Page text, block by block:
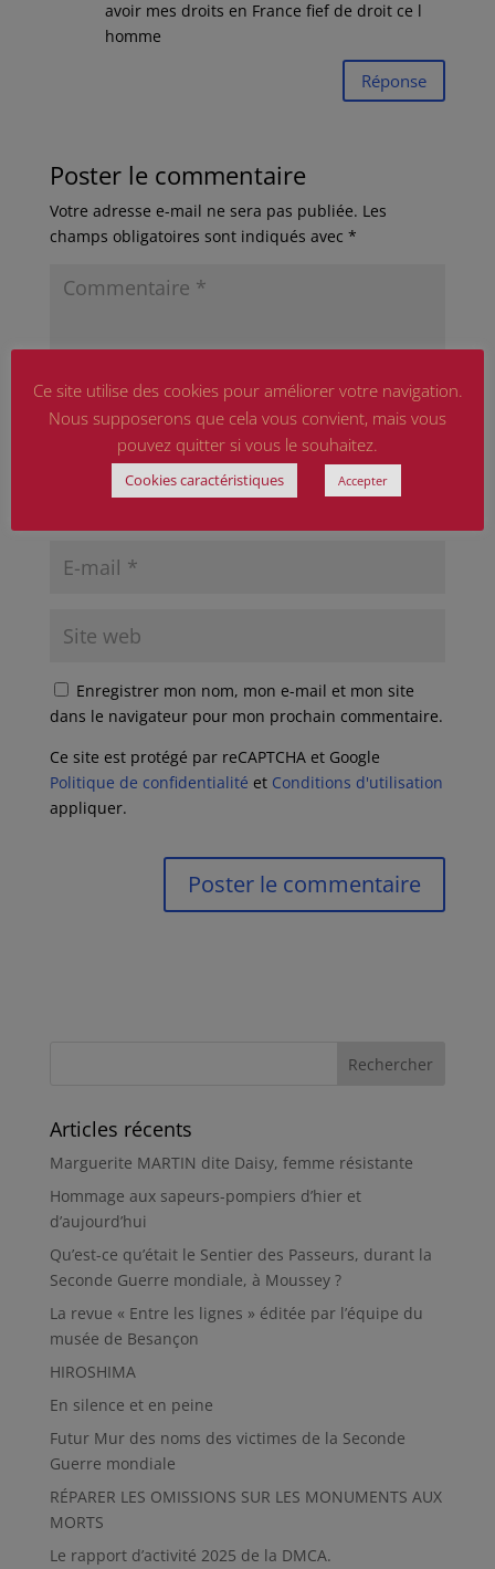
avoir mes droits en France fief de droit ce l
homme
Réponse
Poster le commentaire
Votre adresse e-mail ne sera pas publiée. Les
champs obligatoires sont indiqués avec *
Enregistrer mon nom, mon e-mail et mon site
dans le navigateur pour mon prochain commentaire.
Ce site est protégé par reCAPTCHA et Google
Politique de confidentialité et Conditions d'utilisation
appliquer.
Articles récents
Marguerite MARTIN dite Daisy, femme résistante
Hommage aux sapeurs-pompiers d’hier et
d’aujourd’hui
Qu’est-ce qu’était le Sentier des Passeurs, durant la
Seconde Guerre mondiale, à Moussey ?
La revue « Entre les lignes » éditée par l’équipe du
musée de Besançon
HIROSHIMA
En silence et en peine
Futur Mur des noms des victimes de la Seconde
Guerre mondiale
RÉPARER LES OMISSIONS SUR LES MONUMENTS AUX
MORTS
Le rapport d’activité 2025 de la DMCA.
Ce site utilise des cookies pour améliorer votre navigation.
Nous supposerons que cela vous convient, mais vous
pouvez quitter si vous le souhaitez.
Cookies caractéristiques Accepter